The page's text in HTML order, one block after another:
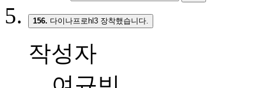
156. 다이나프로hl3 장착했습니다.
작성자